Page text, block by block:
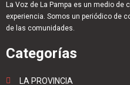
La Voz de La Pampa es un medio
experiencia. Somos un periódico de
de las comunidades.
Categorías
LA PROVINCIA